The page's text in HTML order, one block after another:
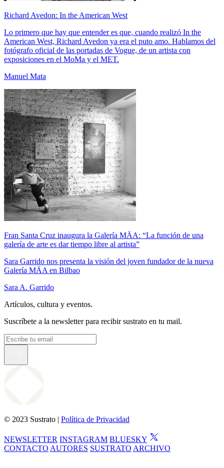
Richard Avedon: In the American West
Lo primero que hay que entender es que, cuando realizó In the
American West, Richard Avedon ya era el puto amo. Hablamos del
fotógrafo oficial de las portadas de Vogue, de un artista con
exposiciones en el MoMa y el MET.
Manuel Mata
Fran Santa Cruz inaugura la Galería MÄA: “La función de una
galería de arte es dar tiempo libre al artista”
Sara Garrido nos presenta la visión del joven fundador de la nueva
Galería MÄA en Bilbao
Sara A. Garrido
Artículos, cultura y eventos.
Suscríbete a la newsletter para recibir sustrato en tu mail.
© 2023 Sustrato | Política de Privacidad
NEWSLETTER INSTAGRAM BLUESKY
CONTACTO AUTORES SUSTRATO ARCHIVO